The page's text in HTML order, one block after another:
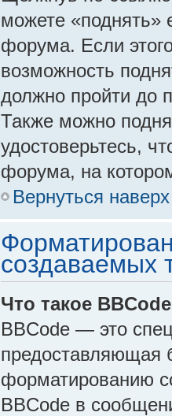
можете «поднять»
форума. Если
возможность
должно пройти до
Также можно
удостоверьтесь,
форума, на
Вернуться наверх
создаваемых
Что такое
BBCode — это
предоставляющая
форматированию
BBCode в